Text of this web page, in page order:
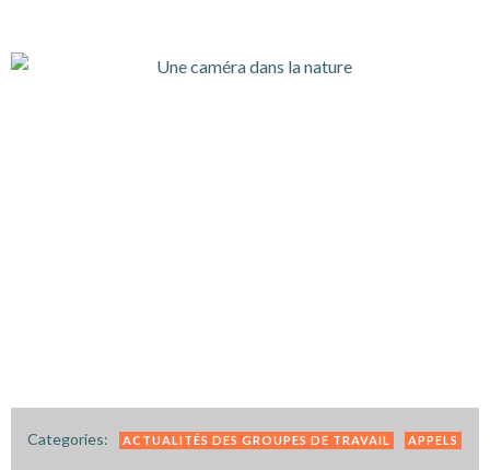
Categories: ACTUALITÉS DES GROUPES DE TRAVAIL APPELS